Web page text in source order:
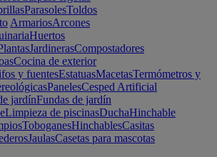
ParasolesToldos
ArmariosArcones
Huertos
JardinerasCompostadores
Cocina de exterior
y fuentesEstatuasMacetasTermómetros y
PanelesCesped Artificial
jardínFundas de jardín
Limpieza de piscinasDuchaHinchable
ToboganesHinchablesCasitas
JaulasCasetas para mascotas